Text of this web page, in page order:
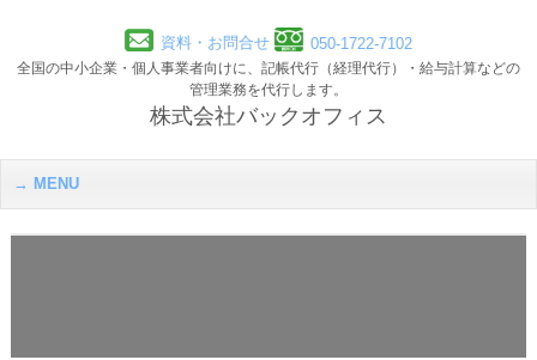
資料・お問合せ 050-1722-7102
全国の中小企業・個人事業者向けに、記帳代行（経理代行）・給与計算などの
管理業務を代行します。
株式会社バックオフィス
MENU